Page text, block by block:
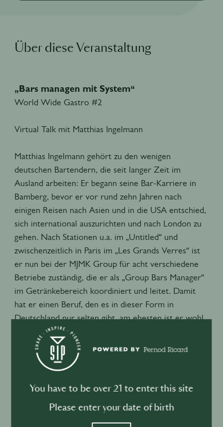
Über diese Veranstaltung
„Bars managen mit System“
World Wide Gastro #2
Virtual Talk mit Matthias Ingelmann
Matthias Ingelmann gehört zu den wenigen
deutschen Bartendern, die seit langer Zeit im
Ausland arbeiten: Er begann seine Bar-Karriere in
Bamberg, bevor er vor rund zehn Jahren nach
einigen Reisen nach Asien und in die USA entschied,
sich international auszurichten und nach London zu
gehen. Nach Stationen u.a. im „Untitled“ und
zwischenzeitlich in Paris im „Les Grands Verres“ ist
er nun bei der MJMK Group für acht verschiedene
Betriebe zuständig, die er als „Group Bars Manager“
im Getränkebereich koordiniert und leitet. Damit
hat er einen Beruf, den es in dieser Form in
Deutschland nur selten gibt, am ehesten ist er wohl
noch mit einem F&B-Manager in großen Hotelketten
vergleichbar.
Wie sieht seine Arbeit aus? Was unterscheidet sie
von einem Bartender oder Barchef? Welche Vorteile
Thema Bars herangeht - und welche
You have to be over 21 to enter this site
Please enter your date of birth